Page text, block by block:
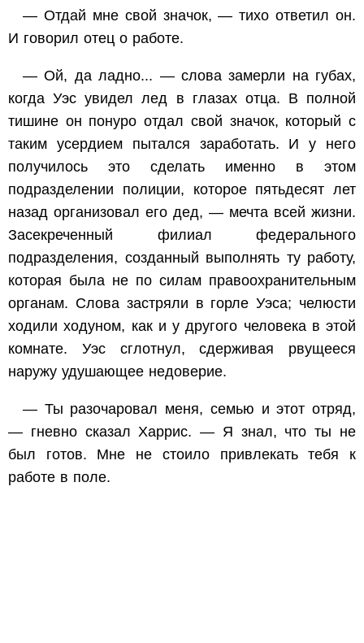
— Отдай мне свой значок, — тихо ответил он.
И говорил отец о работе.
— Ой, да ладно... — слова замерли на губах,
когда Уэс увидел лед в глазах отца. В полной
тишине он понуро отдал свой значок, который с
таким усердием пытался заработать. И у него
получилось это сделать именно в этом
подразделении полиции, которое пятьдесят лет
назад организовал его дед, — мечта всей жизни.
Засекреченный филиал федерального
подразделения, созданный выполнять ту работу,
которая была не по силам правоохранительным
органам. Слова застряли в горле Уэса; челюсти
ходили ходуном, как и у другого человека в этой
комнате. Уэс сглотнул, сдерживая рвущееся
наружу удушающее недоверие.
— Ты разочаровал меня, семью и этот отряд,
— гневно сказал Харрис. — Я знал, что ты не
был готов. Мне не стоило привлекать тебя к
работе в поле.